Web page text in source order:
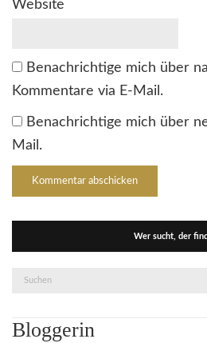
Website
Benachrichtige mich über
Kommentare via E-Mail.
Benachrichtige mich über
Mail.
Wer sucht, der
Suche
Bloggerin